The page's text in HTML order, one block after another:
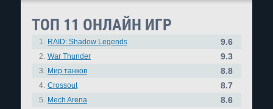
ТОП 11 ОНЛАЙН ИГР
1. RAID: Shadow Legends 9.6
2. War Thunder 9.3
3. Мир танков 8.8
4. Crossout 8.7
5. Mech Arena 8.6